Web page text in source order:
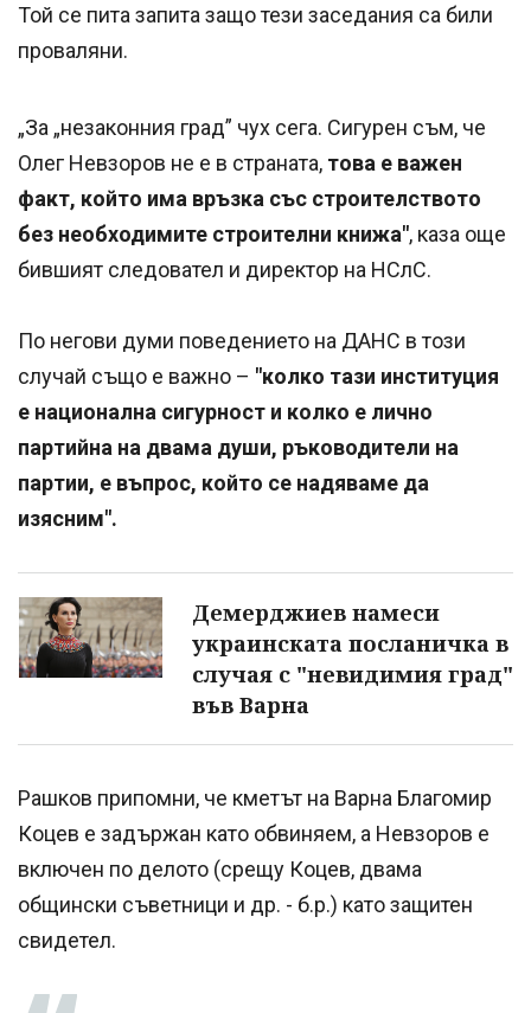
Той се пита запита защо тези заседания са били
проваляни.
„За „незаконния град” чух сега. Сигурен съм, че
Олег Невзоров не е в страната, това е важен
факт, който има връзка със строителството
без необходимите строителни книжа", каза още
бившият следовател и директор на НСлС.
По негови думи поведението на ДАНС в този
случай също е важно – "колко тази институция
е национална сигурност и колко е лично
партийна на двама души, ръководители на
партии, е въпрос, който се надяваме да
изясним".
Демерджиев намеси
украинската посланичка в
случая с "невидимия град"
във Варна
Рашков припомни, че кметът на Варна Благомир
Коцев е задържан като обвиняем, а Невзоров е
включен по делото (срещу Коцев, двама
общински съветници и др. - б.р.) като защитен
свидетел.